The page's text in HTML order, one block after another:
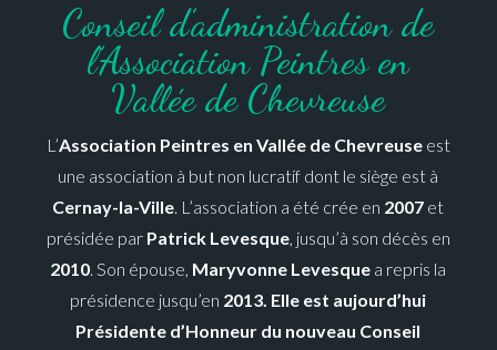
Conseil d’administration de
l’Association Peintres en
Vallée de Chevreuse
L’Association Peintres en Vallée de Chevreuseest
une association à but non lucratif dont le siège est à
Cernay-la-Ville. L’association a été crée en 2007 et
présidée par Patrick Levesque, jusqu’à son décès en
2010. Son épouse, Maryvonne Levesque a repris la
présidence jusqu’en 2013. Elle est aujourd’hui
Présidente d’Honneur du nouveau Conseil